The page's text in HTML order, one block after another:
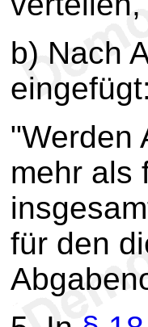
b) Nach
eingefügt:
"Werden
mehr als
für den